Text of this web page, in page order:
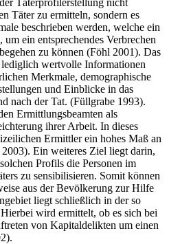
Täter zu ermitteln, sondern es
beschrieben werden, welche ein
ein entsprechendes Verbrechen
begehen zu können (Föhl 2001). Das
wertvolle Informationen
Merkmale, demographische
und Einblicke in das
nach der Tat. (Füllgrabe 1993).
Ermittlungsbeamten als
ihrer Arbeit. In dieses
Ermittler ein hohes Maß an
Ein weiteres Ziel liegt darin,
Profils die Personen im
zu sensibilisieren. Somit können
aus der Bevölkerung zur Hilfe
liegt schließlich in der so
wird ermittelt, ob es sich bei
von Kapitaldelikten um einen